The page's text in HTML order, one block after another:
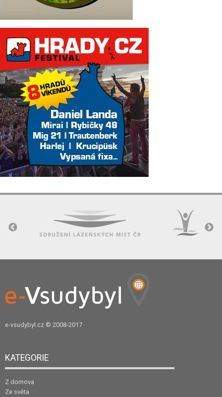
e-vsudybyl.cz © 2008-2017
KATEGORIE
Z domova
Ze světa